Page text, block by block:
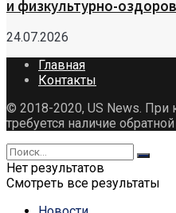
и физкультурно-
24.07.2026
Главная
Контакты
© 2018-2020, US News. При
требуется наличие
Нет результатов
Смотреть все результаты